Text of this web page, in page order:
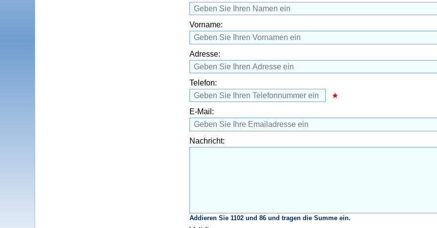
Vorname:
Adresse:
Telefon:
E-Mail:
Nachricht:
Addieren Sie 1102 und 86 und tragen die Summe ein.